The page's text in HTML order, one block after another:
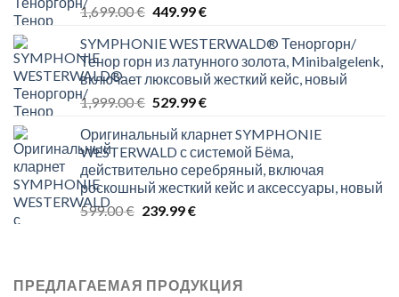
1,699.00€ Original
was:
1,699.00 €.
449.99€Current
is:
449.99 €.
SYMPHONIE WESTERWALD® Теноргорн/
Тенор горн из латунного золота, Minibalgelenk,
включает люксовый жесткий кейс, новый
1,999.00€ Original
was:
1,999.00 €.
529.99€Current
is:
529.99 €.
Оригинальный кларнет SYMPHONIE
WESTERWALD с системой Бёма,
действительно серебряный, включая
роскошный жесткий кейс и аксессуары, новый
599.00€ Original
239.99€Current
ПРЕДЛАГАЕМАЯ ПРОДУКЦИЯ